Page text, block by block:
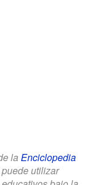
la Enciclopedia
utilizar